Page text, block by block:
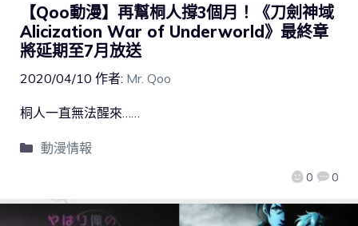
【Qoo動漫】再幫桐人撐3個月！《刀劍神域
Alicization War of Underworld》最終章
將延期至7月放送
2020/04/10 作者: Mr. Qoo
0 0
桐人一直無法醒來……
動漫情報